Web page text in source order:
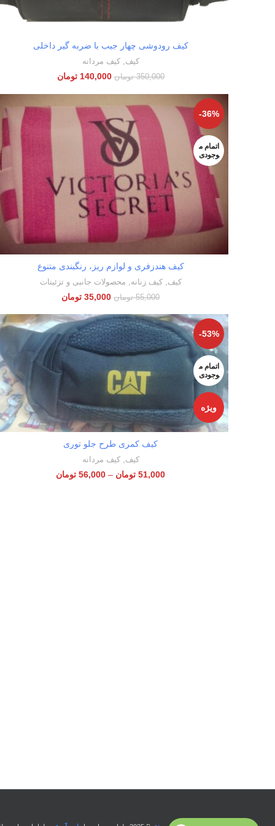
اطلاعات بیشتر
کیف رودوشی چهار جیب با ضربه گیر داخلی
کیف,کیف مردانه
350,000 تومان 140,000 تومان
-36%
اتمام م
وجودی
اطلاعات بیشتر
کیف هندزفری و لوازم ریز، رنگبندی متنوع
کیف ,کیف زنانه محصولات جانبی و تزئینات
55,000 تومان 35,000 تومان
-53%
اتمام م
وجودی
ویژه
انتخاب گزینه‌ها
کیف کمری طرح جلو توری
کیف,کیف مردانه
51,000 تومان –
56,000 تومان